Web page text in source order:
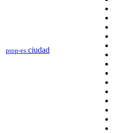
prop-es:ciudad